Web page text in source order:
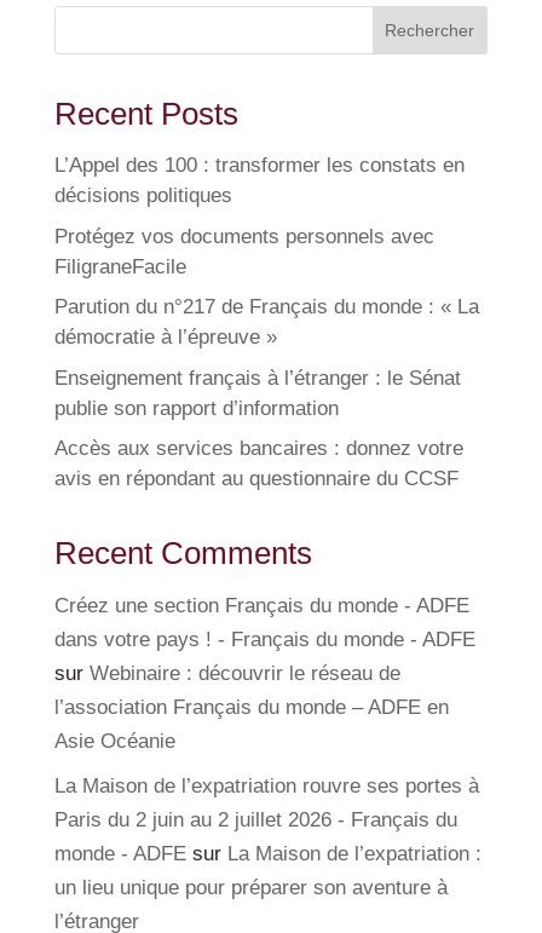
Rechercher
Recent Posts
L’Appel des 100 : transformer les constats en
décisions politiques
Protégez vos documents personnels avec
FiligraneFacile
Parution du n°217 de Français du monde : « La
démocratie à l’épreuve »
Enseignement français à l’étranger : le Sénat
publie son rapport d’information
Accès aux services bancaires : donnez votre
avis en répondant au questionnaire du CCSF
Recent Comments
Créez une section Français du monde - ADFE
dans votre pays ! - Français du monde - ADFE
sur Webinaire : découvrir le réseau de
l’association Français du monde – ADFE en
Asie Océanie
La Maison de l’expatriation rouvre ses portes à
Paris du 2 juin au 2 juillet 2026 - Français du
monde - ADFEsur La Maison de l’expatriation :
un lieu unique pour préparer son aventure à
l’étranger